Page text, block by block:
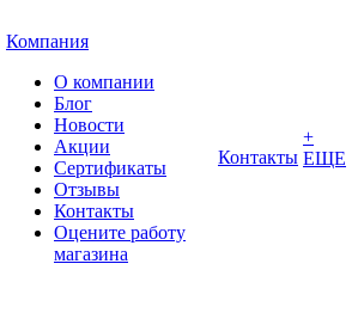
Компания
О компании
Блог
Новости
Акции
Сертификаты
Отзывы
Контакты
Оцените работу
магазина
Контакты
+
ЕЩЕ